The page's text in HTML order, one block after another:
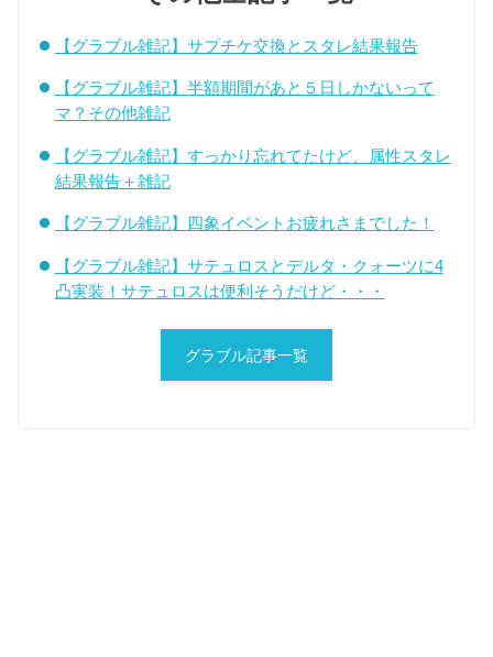
【グラブル雑記】サプチケ交換とスタレ結果報告
【グラブル雑記】半額期間があと５日しかないって
マ？その他雑記
【グラブル雑記】すっかり忘れてたけど、属性スタレ
結果報告＋雑記
【グラブル雑記】四象イベントお疲れさまでした！
【グラブル雑記】サテュロスとデルタ・クォーツに4
凸実装！サテュロスは便利そうだけど・・・
グラブル記事一覧